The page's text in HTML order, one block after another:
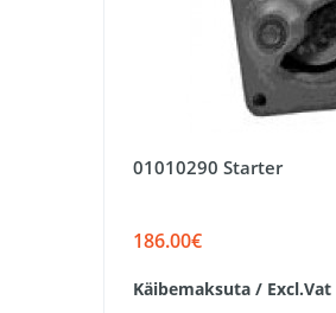
01010290 Starter
186.00€
Käibemaksuta / Excl.Vat